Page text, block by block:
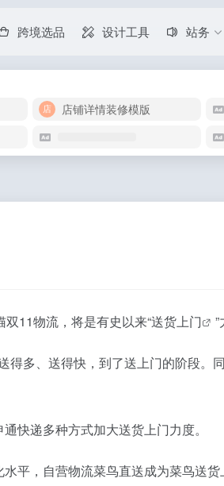
跨境选品 设计工具 站务
店铺详情装修模版
11物流，将是有史以来“送货上门
多、送得快，到了送上门的阶段
快递多种方式加大送货上门力度。
平，自营物流菜鸟直送成为菜鸟送